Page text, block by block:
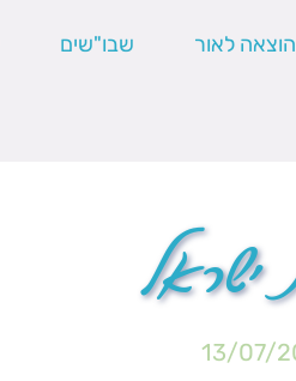
הוצאה לאור שבו"שים
13/07/